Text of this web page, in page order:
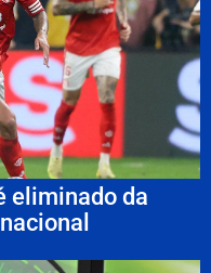
eliminado da